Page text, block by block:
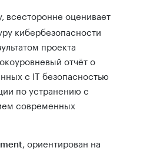
всесторонне оценивает
кибербезопасности
проекта
отчёт о
с IT безопасностью
по устранению с
современных
, ориентирован на